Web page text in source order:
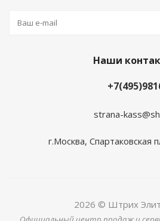
Наши
strana-
г.Москва, Спартаковская
2026 © Штрих